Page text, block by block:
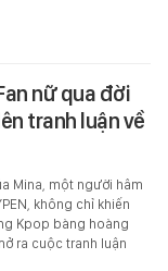
nữ qua đời
tranh luận về
Mina, một người hâm
không chỉ khiến
Kpop bàng hoàng
ra cuộc tranh luận